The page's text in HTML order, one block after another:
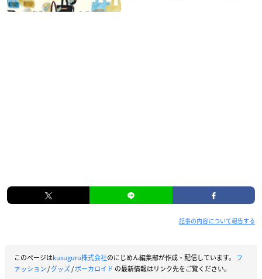
記事の内容について報告する
このページはkusuguru株式会社のにじめん編集部が作成・配信しています。 フ
ァッション/グッズ/ボーカロイド の最新情報はリンク先をご覧ください。